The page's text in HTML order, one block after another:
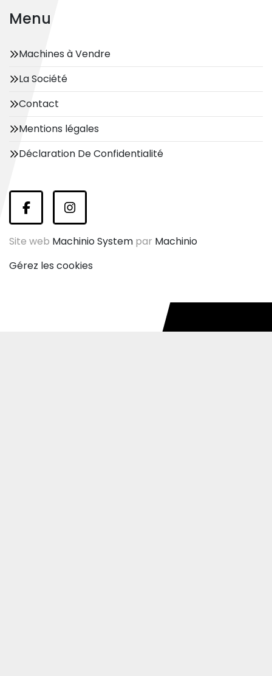
Menu
Machines à Vendre
La Société
Contact
Mentions légales
Déclaration De Confidentialité
facebookinstagram
Site web Machinio System par Machinio
Gérez les cookies